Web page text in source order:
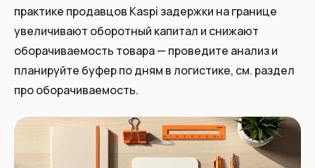
практике продавцов Kaspi задержки на границе
увеличивают оборотный капитал и снижают
оборачиваемость товара — проведите анализ и
планируйте буфер по дням в логистике, см. раздел
про оборачиваемость.